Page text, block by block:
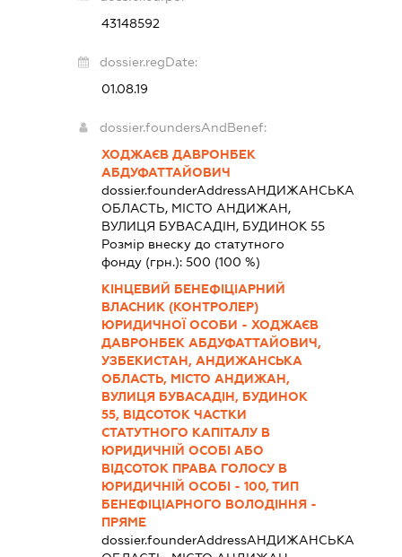
43148592
dossier.regDate:
01.08.19
dossier.foundersAndBenef:
ХОДЖАЄВ ДАВРОНБЕК
АБДУФАТТАЙОВИЧ
dossier.founderAddressАНДИЖАНСЬКА
ОБЛАСТЬ, МІСТО АНДИЖАН,
ВУЛИЦЯ БУВАСАДІН, БУДИНОК 55
Розмір внеску до статутного
фонду (грн.): 500 (100 %)
КІНЦЕВИЙ БЕНЕФІЦІАРНИЙ
ВЛАСНИК (КОНТРОЛЕР)
ЮРИДИЧНОЇ ОСОБИ - ХОДЖАЄВ
ДАВРОНБЕК АБДУФАТТАЙОВИЧ,
УЗБЕКИСТАН, АНДИЖАНСЬКА
ОБЛАСТЬ, МІСТО АНДИЖАН,
ВУЛИЦЯ БУВАСАДІН, БУДИНОК
55, ВІДСОТОК ЧАСТКИ
СТАТУТНОГО КАПІТАЛУ В
ЮРИДИЧНІЙ ОСОБІ АБО
ВІДСОТОК ПРАВА ГОЛОСУ В
ЮРИДИЧНІЙ ОСОБІ - 100, ТИП
БЕНЕФІЦІАРНОГО ВОЛОДІННЯ -
ПРЯМЕ
dossier.founderAddressАНДИЖАНСЬКА